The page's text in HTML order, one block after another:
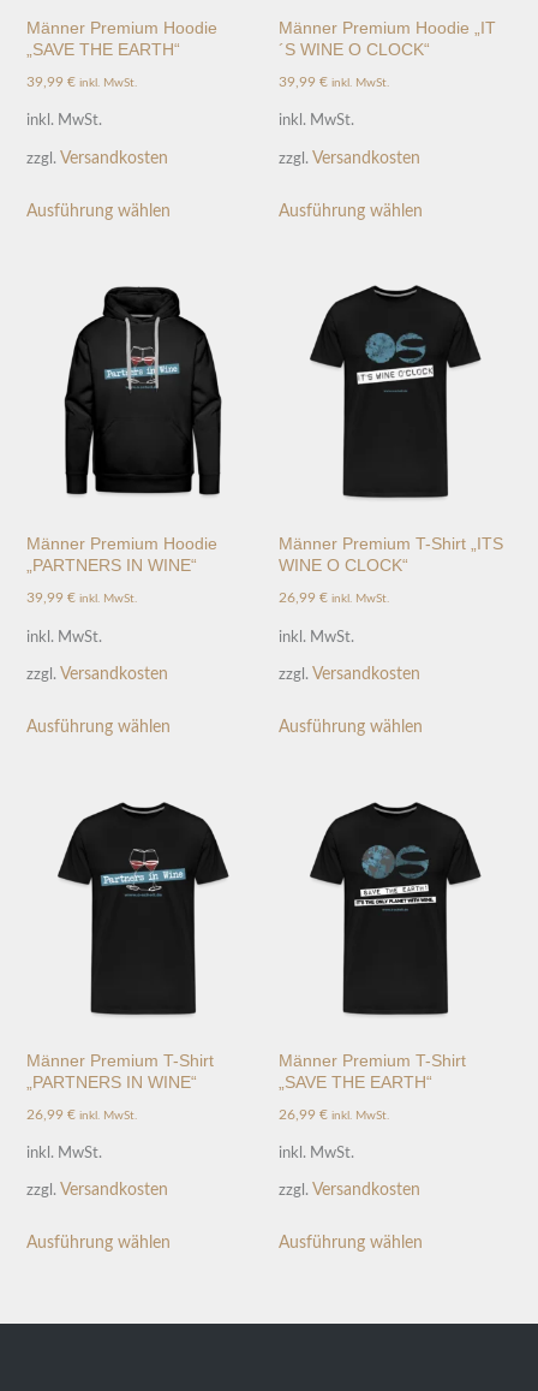
Männer Premium Hoodie
„SAVE THE EARTH“
39,99 € inkl. MwSt.
inkl. MwSt.
zzgl. Versandkosten
Ausführung wählen
Männer Premium Hoodie „IT
´S WINE O CLOCK“
39,99€ inkl. MwSt.
inkl. MwSt.
zzgl. Versandkosten
Ausführung wählen
Männer Premium Hoodie
„PARTNERS IN WINE“
39,99 € inkl. MwSt.
inkl. MwSt.
zzgl. Versandkosten
Ausführung wählen
Männer Premium T-Shirt „ITS
WINE O CLOCK“
26,99€ inkl. MwSt.
inkl. MwSt.
zzgl. Versandkosten
Ausführung wählen
Männer Premium T-Shirt
„PARTNERS IN WINE“
26,99 € inkl. MwSt.
inkl. MwSt.
zzgl. Versandkosten
Ausführung wählen
Männer Premium T-Shirt
„SAVE THE EARTH“
26,99€ inkl. MwSt.
inkl. MwSt.
zzgl. Versandkosten
Ausführung wählen